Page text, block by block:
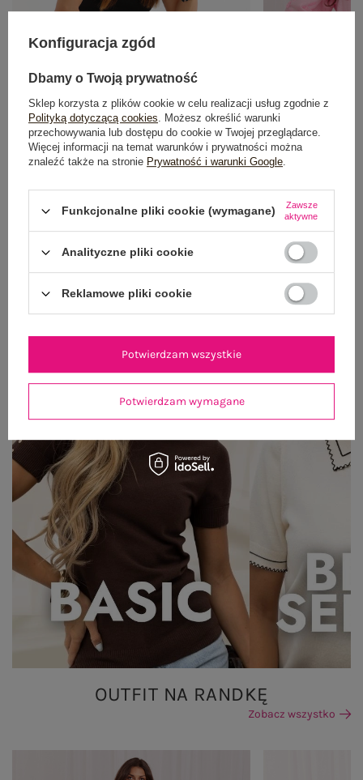
54,99 zł
L/XL
OUTFIT NA RANDKĘ
Zobacz wszystko
Konfiguracja zgód
Dbamy o Twoją prywatność
Sklep korzysta z plików cookie w celu realizacji usług zgodnie z
Polityką dotyczącą cookies. Możesz określić warunki
przechowywania lub dostępu do cookie w Twojej przeglądarce.
Więcej informacji na temat warunków i prywatności można
znaleźć także na stronie Prywatność i warunki Google.
Funkcjonalne pliki cookie (wymagane)
Zawsze
aktywne
Analityczne pliki cookie
Reklamowe pliki cookie
Potwierdzam wymagane
Potwierdzam wszystkie